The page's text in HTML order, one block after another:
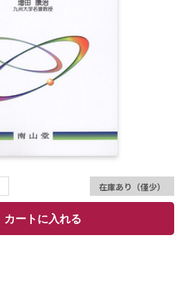
在庫あり（僅少）
カートに入れる